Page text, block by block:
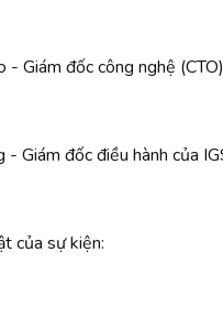
- Giám đốc công nghệ
Giám đốc điều hành của
của sự kiện: